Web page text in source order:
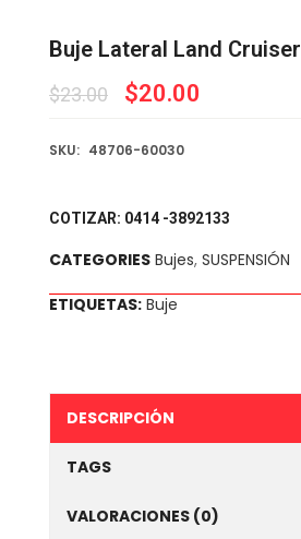
Buje Lateral Land Cruiser
$23.00 $20.00
SKU: 48706-60030
COTIZAR: 0414 -3892133
CATEGORIES Bujes, SUSPENSIÓN
ETIQUETAS: Buje
DESCRIPCIÓN
TAGS
VALORACIONES (0)